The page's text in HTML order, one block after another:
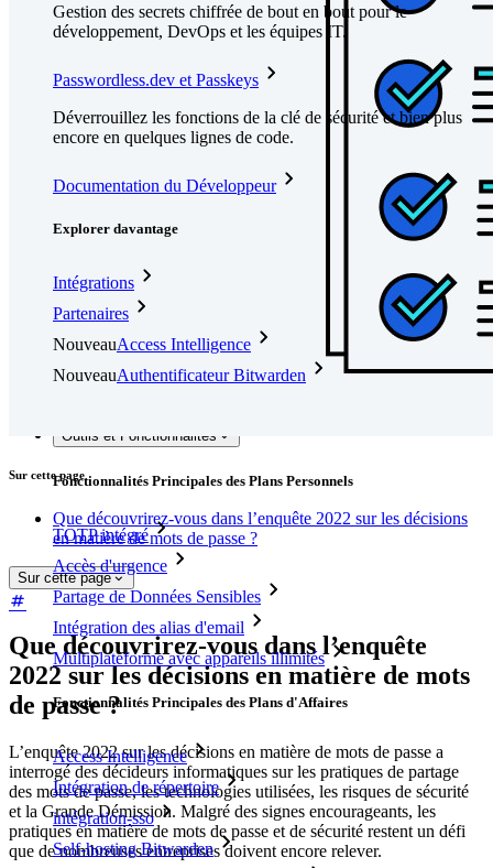
Gestion des secrets chiffrée de bout en bout pour le
développement, DevOps et les équipes IT.
Passwordless.dev et Passkeys
Déverrouillez les fonctions de la clé de sécurité et bien plus
encore en quelques lignes de code.
Documentation du Développeur
Explorer davantage
Intégrations
Partenaires
NouveauAccess Intelligence
NouveauAuthentificateur Bitwarden
Outils et Fonctionnalités
Fonctionnalités Principales des Plans Personnels
TOTP intégré
Accès d'urgence
Partage de Données Sensibles
Intégration des alias d'email
Multiplateforme avec appareils illimités
Fonctionnalités Principales des Plans d'Affaires
Access Intelligence
Intégration de répertoire
intégration-sso
Self-hosting Bitwarden
Sur cette page
Que découvrirez-vous dans l’enquête 2022 sur les décisions
en matière de mots de passe ?
Sur cette page
Que découvrirez-vous dans l’enquête
2022 sur les décisions en matière de mots
de passe ?
L’enquête 2022 sur les décisions en matière de mots de passe a
interrogé des décideurs informatiques sur les pratiques de partage
des mots de passe, les technologies utilisées, les risques de sécurité
et la Grande Démission. Malgré des signes encourageants, les
pratiques en matière de mots de passe et de sécurité restent un défi
que de nombreuses entreprises doivent encore relever.